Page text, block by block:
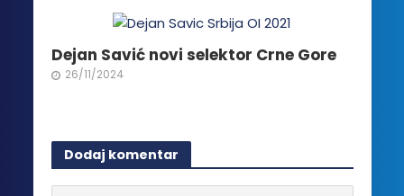
Dejan Savić novi selektor Crne Gore
26/11/2024
Dodaj komentar